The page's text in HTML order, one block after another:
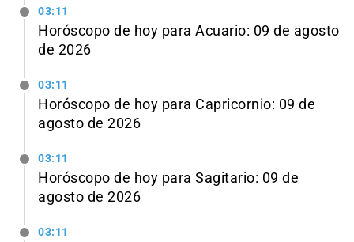
03:11
Horóscopo de hoy para Acuario: 09 de agosto
de 2026
03:11
Horóscopo de hoy para Capricornio: 09 de
agosto de 2026
03:11
Horóscopo de hoy para Sagitario: 09 de
agosto de 2026
03:11